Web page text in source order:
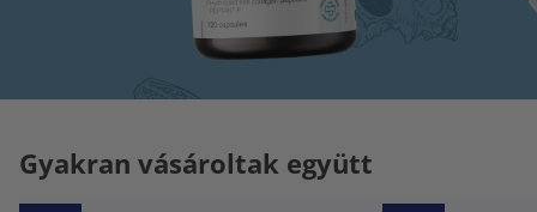
Gyakran vásároltak együtt